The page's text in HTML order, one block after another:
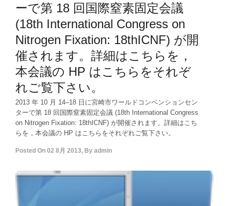
ーで第 18 回国際窒素固定会議
(18th International Congress on
Nitrogen Fixation: 18thICNF) が開
催されます。詳細はこちらを，
本会議の HP はこちらをそれぞ
れご覧下さい。
2013 年 10 月 14–18 日に宮崎市ワールドコンベンションセン
ターで第 18 回国際窒素固定会議 (18th International Congress
on Nitrogen Fixation: 18thICNF) が開催されます。詳細はこち
らを，本会議の HP はこちらをそれぞれご覧下さい。
Posted On 02 8月 2013, By admin